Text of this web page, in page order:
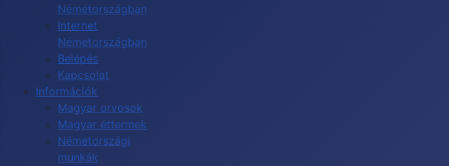
Németországban
Internet
Németországban
Belépés
Kapcsolat
Információk
Magyar orvosok
Magyar éttermek
Németországi
munkák